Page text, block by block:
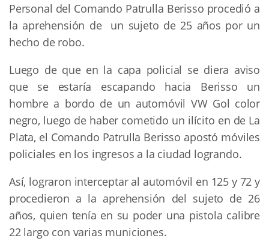
Personal del Comando Patrulla Berisso procedió a
la aprehensión de un sujeto de 25 años por un
hecho de robo.
Luego de que en la capa policial se diera aviso
que se estaría escapando hacia Berisso un
hombre a bordo de un automóvil VW Gol color
negro, luego de haber cometido un ilícito en de La
Plata, el Comando Patrulla Berisso apostó móviles
policiales en los ingresos a la ciudad logrando.
Así, lograron interceptar al automóvil en 125 y 72 y
procedieron a la aprehensión del sujeto de 26
años, quien tenía en su poder una pistola calibre
22 largo con varias municiones.